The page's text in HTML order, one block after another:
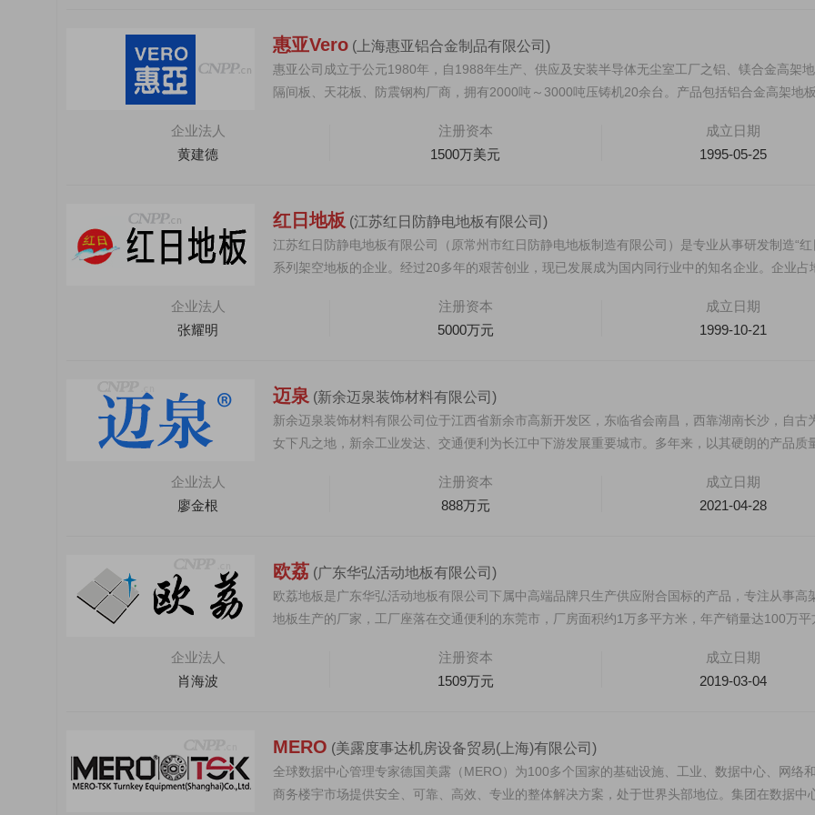
惠亚Vero (上海惠亚铝合金制品有限公司)
惠亚公司成立于公元1980年，自1988年生产、供应及安装半导体无尘室工厂之铝、镁合金高架地
隔间板、天花板、防震钢构厂商，拥有2000吨～3000吨压铸机20余台。产品包括铝合金高架地板
企业法人
黄建德
注册资本
1500万美元
成立日期
1995-05-25
红日地板 (江苏红日防静电地板有限公司)
江苏红日防静电地板有限公司（原常州市红日防静电地板制造有限公司）是专业从事研发制造“红
系列架空地板的企业。经过20多年的艰苦创业，现已发展成为国内同行业中的知名企业。企业占
企业法人
张耀明
注册资本
5000万元
成立日期
1999-10-21
迈泉 (新余迈泉装饰材料有限公司)
新余迈泉装饰材料有限公司位于江西省新余市高新开发区，东临省会南昌，西靠湖南长沙，自古
女下凡之地，新余工业发达、交通便利为长江中下游发展重要城市。多年来，以其硬朗的产品质
企业法人
廖金根
注册资本
888万元
成立日期
2021-04-28
欧荔 (广东华弘活动地板有限公司)
欧荔地板是广东华弘活动地板有限公司下属中高端品牌只生产供应附合国标的产品，专注从事高
地板生产的厂家，工厂座落在交通便利的东莞市，厂房面积约1万多平方米，年产销量达100万平
企业法人
肖海波
注册资本
1509万元
成立日期
2019-03-04
MERO (美露度事达机房设备贸易(上海)有限公司)
全球数据中心管理专家德国美露（MERO）为100多个国家的基础设施、工业、数据中心、网络
商务楼宇市场提供安全、可靠、高效、专业的整体解决方案，处于世界头部地位。集团在数据中